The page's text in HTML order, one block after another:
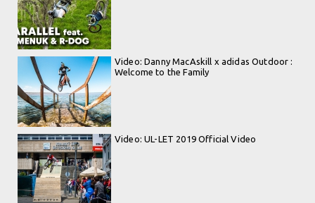
Video: Danny MacAskill x adidas Outdoor :
Welcome to the Family
Video: UL-LET 2019 Official Video